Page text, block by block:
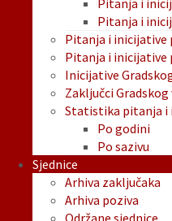
Pitanja i
Pitanja i
Pitanja i inicijative
Pitanja i inicijative
Inicijative
Zaključci Gradskog
Statistika pitanja i
Po godini
Po sazivu
Sjednice
Arhiva zaključaka
Arhiva poziva